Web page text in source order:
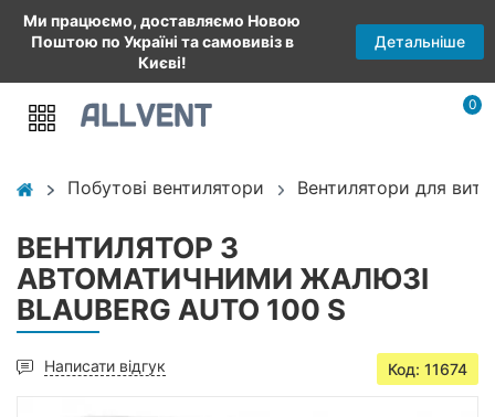
Ми працюємо, доставляємо Новою
Поштою по Україні та самовивіз в
Києві!
Детальніше
0
Побутові вентилятори Вентилятори для
ВЕНТИЛЯТОР З
АВТОМАТИЧНИМИ ЖАЛЮЗІ
BLAUBERG AUTO 100 S
Написати відгук Код: 11674